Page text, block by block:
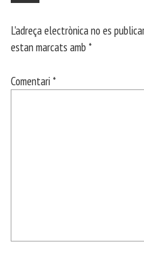
L'adreça electrònica no es
estan marcats amb *
Comentari *